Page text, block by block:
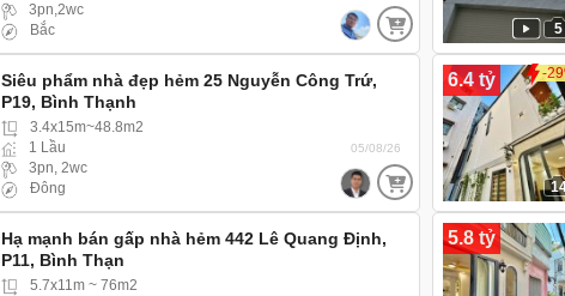
3pn,2wc
Bắc
5
Siêu phẩm nhà đẹp hẻm 25 Nguyễn Công Trứ,
P19, Bình Thạnh
3.4x15m~48.8m2
1 Lầu
3pn, 2wc
Đông
05/08/26
6.4 tỷ -
Hạ mạnh bán gấp nhà hẻm 442 Lê Quang Định,
P11, Bình Thạn
5.7x11m ~ 76m2
5.8 tỷ